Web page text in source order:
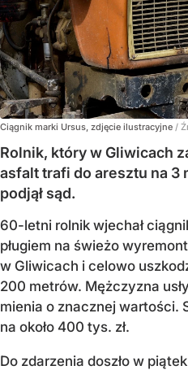
Ciągnik marki Ursus, zdjęcie ilustracyjne /
Rolnik, który w Gliwicach
asfalt trafi do aresztu na 3
podjął sąd.
60-letni rolnik wjechał
pługiem na świeżo
w Gliwicach i celowo
200 metrów. Mężczyzna
mienia o znacznej wartości.
na około 400 tys. zł.
Do zdarzenia doszło w